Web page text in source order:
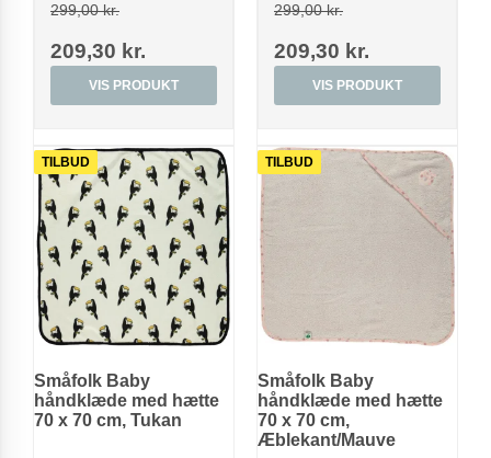
299,00 kr.
209,30 kr.
VIS PRODUKT
299,00 kr.
209,30 kr.
VIS PRODUKT
TILBUD
Småfolk Baby
håndklæde med hætte
70 x 70 cm, Tukan
TILBUD
Småfolk Baby
håndklæde med hætte
70 x 70 cm,
Æblekant/Mauve